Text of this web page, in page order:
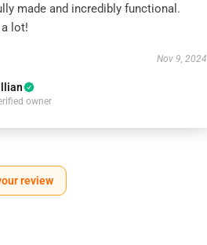
made and incredibly functional.
lot!
Nov 9, 2024
owner
review